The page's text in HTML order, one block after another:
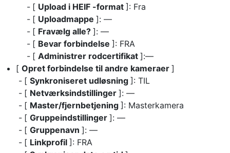
[ Upload i HEIF -format ]: Fra
[ Uploadmappe ]: —
[ Fravælg alle? ]: —
[ Bevar forbindelse ]: FRA
[ Administrer rodcertifikat ]:—
[ Opret forbindelse til andre kameraer ]
[ Synkroniseret udløsning ]: TIL
[ Netværksindstillinger ]: —
[ Master/fjernbetjening ]: Masterkamera
[ Gruppeindstillinger ]: —
[ Gruppenavn ]: —
[ Linkprofil ]: FRA